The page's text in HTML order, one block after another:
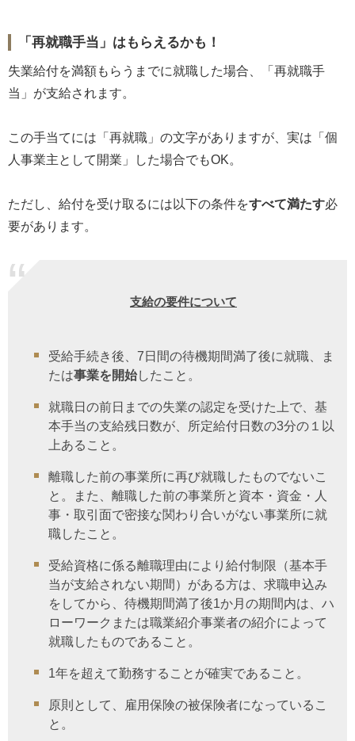
「再就職手当」はもらえるかも！
失業給付を満額もらうまでに就職した場合、「再就職手
当」が支給されます。
この手当てには「再就職」の文字がありますが、実は「個
人事業主として開業」した場合でもOK。
ただし、給付を受け取るには以下の条件をすべて満たす必
要があります。
支給の要件について
受給手続き後、7日間の待機期間満了後に就職、ま
たは事業を開始したこと。
就職日の前日までの失業の認定を受けた上で、基
本手当の支給残日数が、所定給付日数の3分の１以
上あること。
離職した前の事業所に再び就職したものでないこ
と。また、離職した前の事業所と資本・資金・人
事・取引面で密接な関わり合いがない事業所に就
職したこと。
受給資格に係る離職理由により給付制限（基本手
当が支給されない期間）がある方は、求職申込み
をしてから、待機期間満了後1か月の期間内は、ハ
ローワークまたは職業紹介事業者の紹介によって
就職したものであること。
1年を超えて勤務することが確実であること。
原則として、雇用保険の被保険者になっているこ
と。